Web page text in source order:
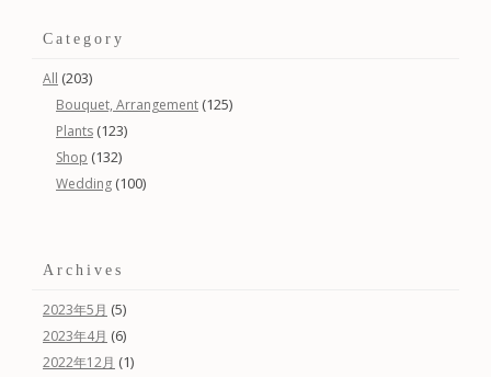
Category
All (203)
Bouquet, Arrangement (125)
Plants (123)
Shop (132)
Wedding (100)
Archives
2023年5月 (5)
2023年4月 (6)
2022年12月 (1)